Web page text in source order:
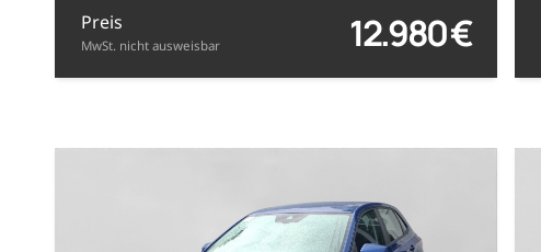
Preis
MwSt. nicht ausweisbar 12.980 €